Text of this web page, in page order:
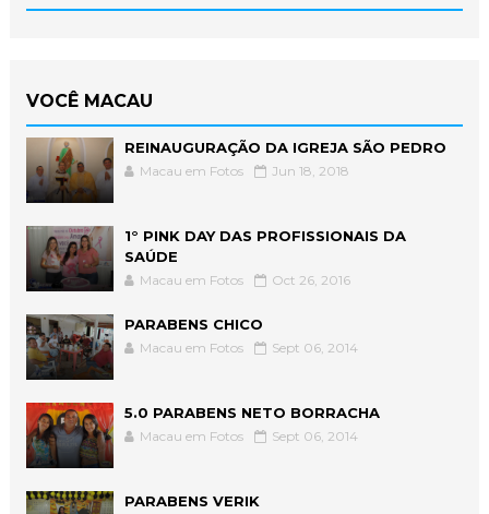
VOCÊ MACAU
REINAUGURAÇÃO DA IGREJA SÃO PEDRO
Macau em Fotos Jun 18, 2018
1° PINK DAY DAS PROFISSIONAIS DA
SAÚDE
Macau em Fotos Oct 26, 2016
PARABENS CHICO
Macau em Fotos Sept 06, 2014
5.0 PARABENS NETO BORRACHA
Macau em Fotos Sept 06, 2014
PARABENS VERIK